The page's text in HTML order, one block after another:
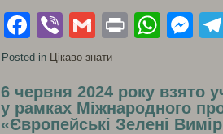
Facebook
ViberGmailPrint
Posted in Цікаво знати
6 червня 2024 року взято
у рамках Міжнародного
«Європейські Зелені